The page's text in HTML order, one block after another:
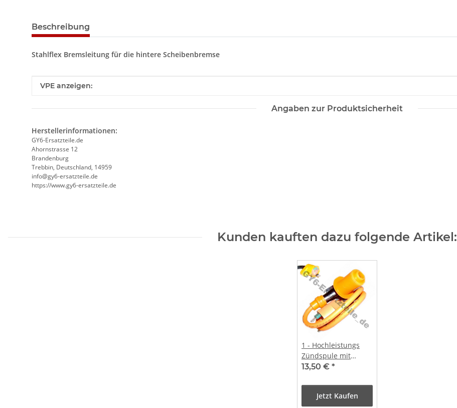
Beschreibung
Stahlflex Bremsleitung für die hintere Scheibenbremse
Produkteigenschaft
Wert
VPE anzeigen:
Angaben zur Produktsicherheit
Herstellerinformationen:
GY6-Ersatzteile.de
Ahornstrasse 12
Brandenburg
Trebbin, Deutschland, 14959
info@gy6-ersatzteile.de
https://www.gy6-ersatzteile.de
Kunden kauften dazu folgende Artikel:
1 - Hochleistungs
Zündspule mit
Kerzenstecker 31`K
13,50 € *
Jetzt Kaufen